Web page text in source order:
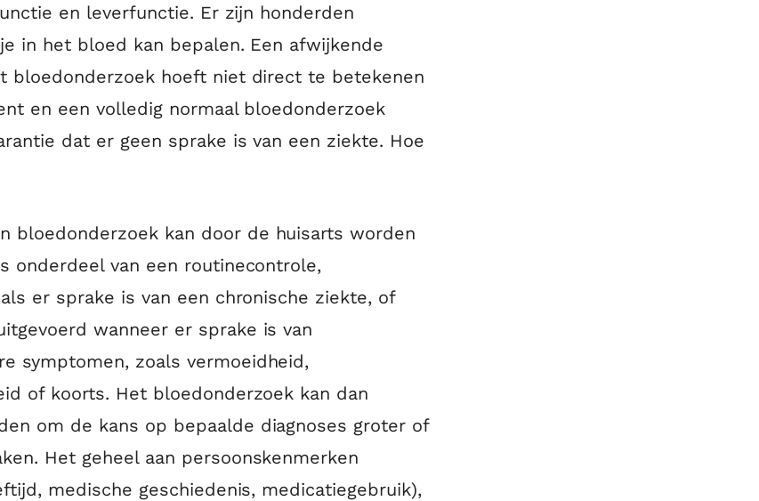
en leverfunctie. Er zijn honderden
in het bloed kan bepalen. Een afwijkende
bloedonderzoek hoeft niet direct te betekenen
en een volledig normaal bloedonderzoek
dat er geen sprake is van een ziekte. Hoe
bloedonderzoek kan door de huisarts worden
onderdeel van een routinecontrole,
er sprake is van een chronische ziekte, of
wanneer er sprake is van
symptomen, zoals vermoeidheid,
of koorts. Het bloedonderzoek kan dan
om de kans op bepaalde diagnoses groter of
Het geheel aan persoonskenmerken
medische geschiedenis, medicatiegebruik),